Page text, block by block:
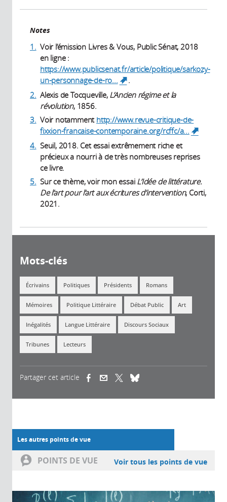
Notes
1. Voir l’émission Livres & Vous, Public Sénat, 2018
en ligne :
https://www.publicsenat.fr/article/politique/sarkozy-
un-personnage-de-ro...
(link is external)
.
2. Alexis de Tocqueville, L’Ancien régime et la
révolution, 1856.
3. Voir notamment http://www.revue-critique-de-
fixxion-francaise-contemporaine.org/rcffc/a...
(link is
4. Seuil, 2018. Cet essai extrêmement riche et
précieux a nourri à de très nombreuses reprises
ce livre.
5. Sur ce thème, voir mon essai L’Idée de littérature.
De l’art pour l’art aux écritures d’intervention, Corti,
2021.
Mots-clés
Écrivains Politiques Présidents Romans
Mémoires Politique Littéraire Débat Public Art
Inégalités Langue Littéraire Discours Sociaux
Tribunes Lecteurs
Partager cet article (link is external)(link is external)
Les autres points de vue
POINTS DE VUE Voir tous les points de vue